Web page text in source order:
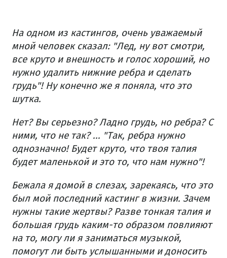
На одном из кастингов, очень уважаемый
мной человек сказал: "Лед, ну вот смотри,
все круто и внешность и голос хороший, но
нужно удалить нижние ребра и сделать
грудь"! Ну конечно же я поняла, что это
шутка.
Нет? Вы серьезно? Ладно грудь, но ребра? С
ними, что не так? ... "Так, ребра нужно
однозначно! Будет круто, что твоя талия
будет маленькой и это то, что нам нужно"!
Бежала я домой в слезах, зарекаясь, что это
был мой последний кастинг в жизни. Зачем
нужны такие жертвы? Разве тонкая талия и
большая грудь каким-то образом повлияют
на то, могу ли я заниматься музыкой,
помогут ли быть услышанными и доносить